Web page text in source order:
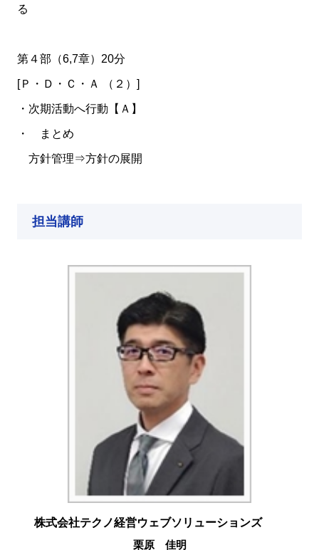
る
第４部（6,7章）20分
[Ｐ・Ｄ・Ｃ・Ａ （２）]
・次期活動へ行動【Ａ】
・ まとめ
方針管理⇒方針の展開
担当講師
株式会社テクノ経営ウェブソリューションズ
栗原 佳明